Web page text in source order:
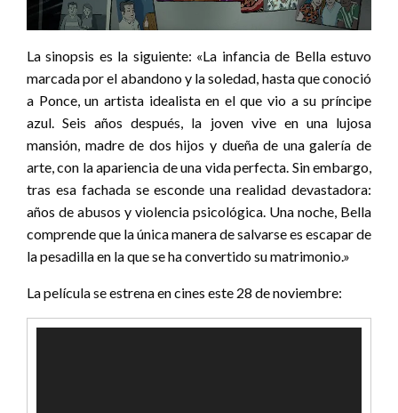
La sinopsis es la siguiente: «La infancia de Bella estuvo
marcada por el abandono y la soledad, hasta que conoció
a Ponce, un artista idealista en el que vio a su príncipe
azul. Seis años después, la joven vive en una lujosa
mansión, madre de dos hijos y dueña de una galería de
arte, con la apariencia de una vida perfecta. Sin embargo,
tras esa fachada se esconde una realidad devastadora:
años de abusos y violencia psicológica. Una noche, Bella
comprende que la única manera de salvarse es escapar de
la pesadilla en la que se ha convertido su matrimonio.»
La película se estrena en cines este 28 de noviembre: